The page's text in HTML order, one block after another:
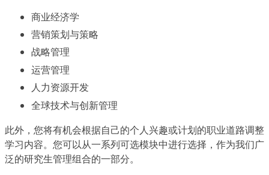
商业经济学
营销策划与策略
战略管理
运营管理
人力资源开发
全球技术与创新管理
此外，您将有机会根据自己的个人兴趣或计划的职业道路调整
学习内容。您可以从一系列可选模块中进行选择，作为我们广
泛的研究生管理组合的一部分。